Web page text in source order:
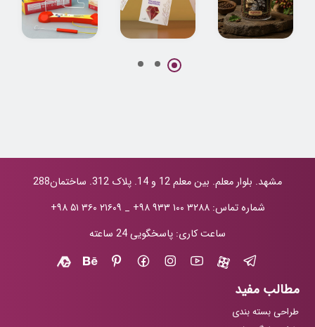
نوریان
مشهد. بلوار معلم. بین معلم 12 و 14. پلاک 312. ساختمان288
شماره تماس:+۹۸ ۹۳۳ ۱۰۰ ۳۲۸۸ _ +۹۸ ۵۱ ۳۶۰ ۲۱۶۰۹
ساعت کاری: پاسخگویی 24 ساعته
مطالب مفید
طراحی بسته بندی